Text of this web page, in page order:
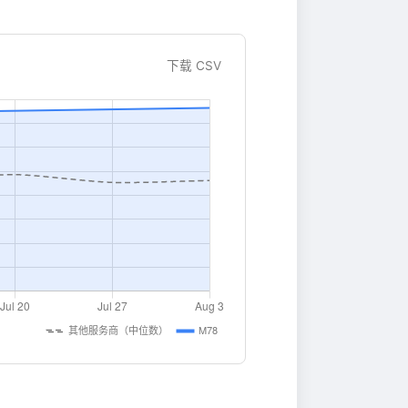
下载 CSV